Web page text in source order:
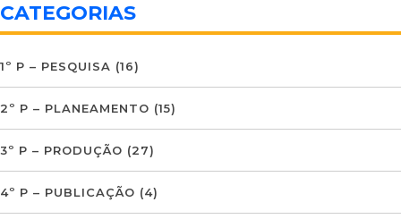
CATEGORIAS
1º P – PESQUISA (16)
2º P – PLANEAMENTO (15)
3º P – PRODUÇÃO (27)
4º P – PUBLICAÇÃO (4)